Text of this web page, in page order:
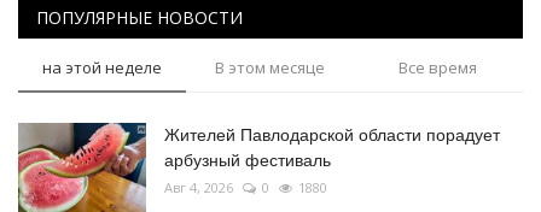
ПОПУЛЯРНЫЕ НОВОСТИ
на этой неделе В этом месяце Все время
Жителей Павлодарской области порадует
арбузный фестиваль
Авг 4, 2026 0 1880